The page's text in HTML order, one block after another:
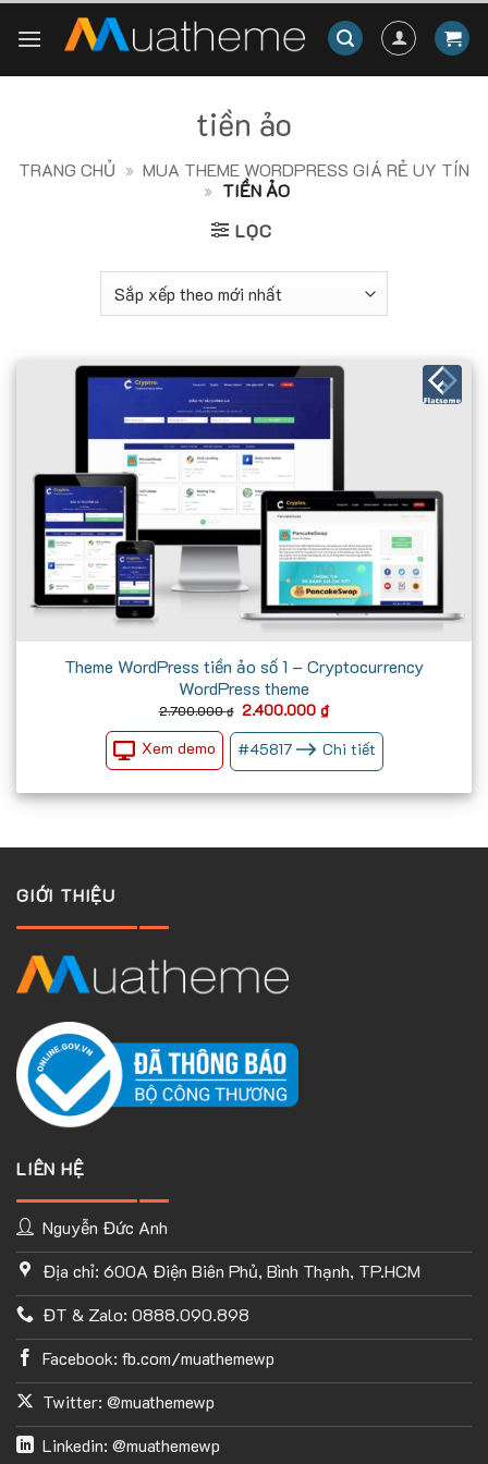
tiền ảo
TRANG CHỦ » MUA THEME WORDPRESS GIÁ RẺ UY TÍN
» TIỀN ẢO
LỌC
Theme WordPress tiền ảo số 1 – Cryptocurrency
WordPress theme
2.700.000₫ Giá
là:
2.700.000 ₫.
2.400.000₫Giá
hiện
tại
là:
2.400.000 ₫.
Xem demo #45817 Chi tiết
GIỚI THIỆU
LIÊN HỆ
Nguyễn Đức Anh
Địa chỉ: 600A Điện Biên Phủ, Bình Thạnh, TP.HCM
ĐT & Zalo: 0888.090.898
Facebook: fb.com/muathemewp
Twitter: @muathemewp
Linkedin: @muathemewp